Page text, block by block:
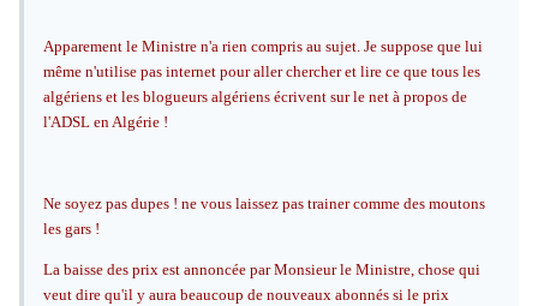
Apparement le Ministre n'a rien compris au sujet. Je suppose que lui
même n'utilise pas internet pour aller chercher et lire ce que tous les
algériens et les blogueurs algériens écrivent sur le net à propos de
l'ADSL en Algérie !
Ne soyez pas dupes ! ne vous laissez pas trainer comme des moutons
les gars !
La baisse des prix est annoncée par Monsieur le Ministre, chose qui
veut dire qu'il y aura beaucoup de nouveaux abonnés si le prix